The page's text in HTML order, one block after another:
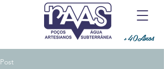
+40Anos
Post